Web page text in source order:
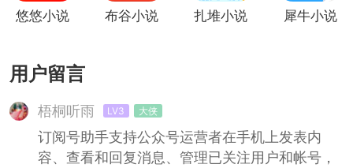
悠悠小说 布谷小说 扎堆小说 犀牛小说
用户留言
梧桐听雨 LV3 大侠
订阅号助手支持公众号运营者在手机上发表内
容、查看和回复消息、管理已关注用户和帐号，